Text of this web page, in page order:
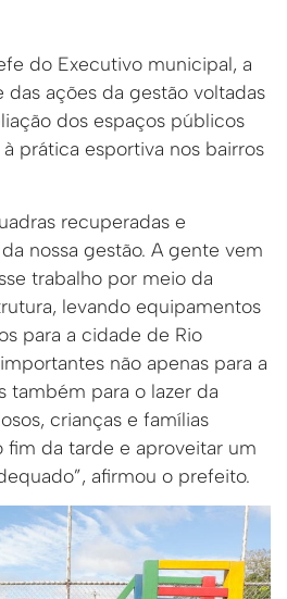
do Executivo municipal, a
das ações da gestão voltadas
dos espaços públicos
prática esportiva nos bairros
recuperadas e
nossa gestão. A gente vem
trabalho por meio da
levando equipamentos
para a cidade de Rio
não apenas para a
também para o lazer da
crianças e famílias
da tarde e aproveitar um
afirmou o prefeito.